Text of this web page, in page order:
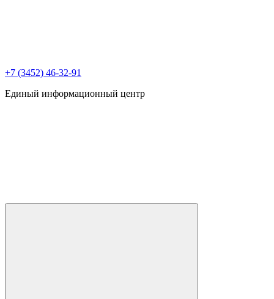
+7 (3452) 46-32-91
Единый информационный центр